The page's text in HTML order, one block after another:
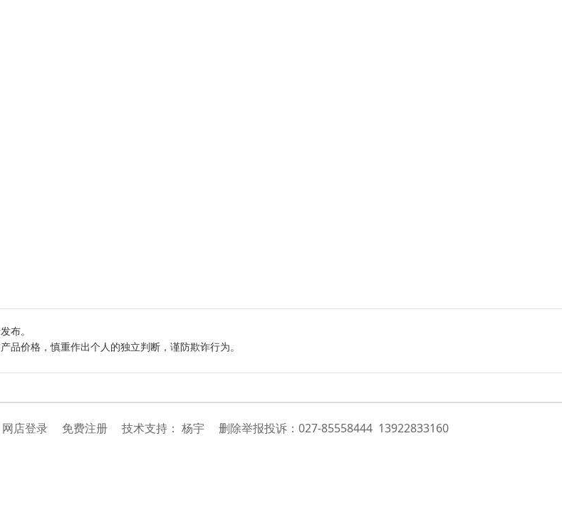
布。
价格，慎重作出个人的独立判断，谨防欺诈行为。
网店登录 免费注册 技术支持 ： 杨宇 删除举报投诉：027-85558444 13922833160